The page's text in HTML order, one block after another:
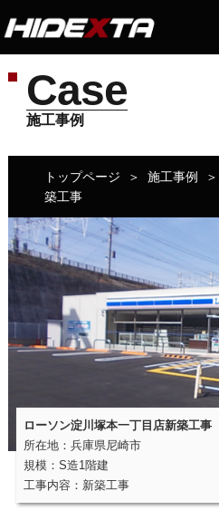
Case
施工事例
トップページ ＞ 施工事例 ＞
築工事
ローソン淀川塚本一丁目店新築工事
所在地：兵庫県尼崎市
規模：S造1階建
工事内容：新築工事